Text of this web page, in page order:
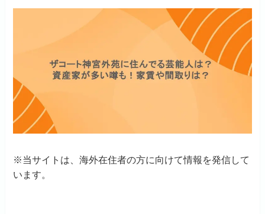
※当サイトは、海外在住者の方に向けて情報を発信して
います。